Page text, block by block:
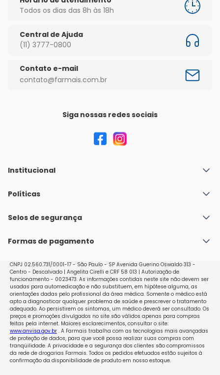
Todos os dias das 8h às 18h
Central de Ajuda
(11) 3777-0800
Contato e-mail
contato@farmais.com.br
Siga nossas redes sociais
Institucional
Quem Somos
Nossas lojas
Políticas
Política de Envio
Políticas de Trocas e Devoluções
Selos de segurança
Formas de pagamento
CNPJ 02.560.731/0001-17 - São Paulo - SP Avenida Guerino Oswaldo 313 -
Centro - Descalvado | Angelita Cirelli e CRF 58 013 | Autorização de
funcionamento - 0023473. As informações contidas neste site não devem ser
usadas para automedicação e não substituem, em hipótese alguma, as
orientações dadas pelo profissional da área médica. Somente o médico está
apto a diagnosticar qualquer problema de saúde e prescrever o tratamento
adequado. Ao persistirem os sintomas, um médico deverá ser consultado. Os
preços e promoções divulgados no site são válidos apenas para compras
feitas pela internet. Maiores esclarecimentos, consultar o site:
www.anvisa.gov.br. A Farmais trabalha com as tecnologias mais avançadas
de proteção de dados, para que você possa realizar suas compras com
tranqüilidade. A privacidade e a segurança dos clientes são compromissos
da rede de drogarias Farmais. Todos os pedidos efetuados estão sujeitos à
confirmação da disponibilidade de produto em nosso estoque.